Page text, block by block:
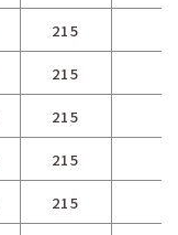
215
215
215
215
215